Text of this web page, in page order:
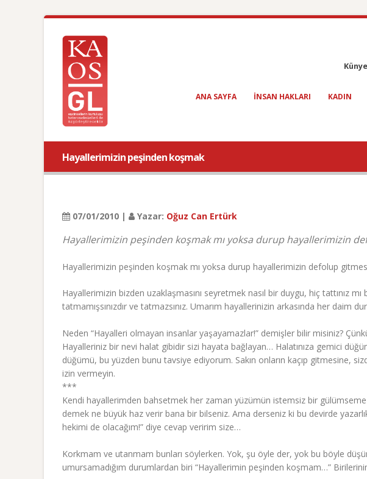
Künye
ANA SAYFA INSAN HAKLARI KADIN
Hayallerimizin peşinden koşmak
07/01/2010 | Yazar: Oğuz Can Ertürk
Hayallerimizin peşinden koşmak mı yoksa durup hayallerimizin
Hayallerimizin peşinden koşmak mı yoksa durup hayallerimizin defolup
Hayallerimizin bizden uzaklaşmasını seyretmek nasıl bir duygu, hiç tattınız
tatmamışsınızdır ve tatmazsınız. Umarım hayallerinizin arkasında her daim
Neden “Hayalleri olmayan insanlar yaşayamazlar!” demişler bilir misiniz?
Hayalleriniz bir nevi halat gibidir sizi hayata bağlayan… Halatınıza gemici
düğümü, bu yüzden bunu tavsiye ediyorum. Sakın onların kaçıp gitmesine,
izin vermeyin.
***
Kendi hayallerimden bahsetmek her zaman yüzümün istemsiz bir gülümseme
demek ne büyük haz verir bana bir bilseniz. Ama derseniz ki bu devirde
hekimi de olacağım!” diye cevap veririm size…
Korkmam ve utanmam bunları söylerken. Yok, şu öyle der, yok bu böyle
umursamadığım durumlardan biri “Hayallerimin peşinden koşmam…”